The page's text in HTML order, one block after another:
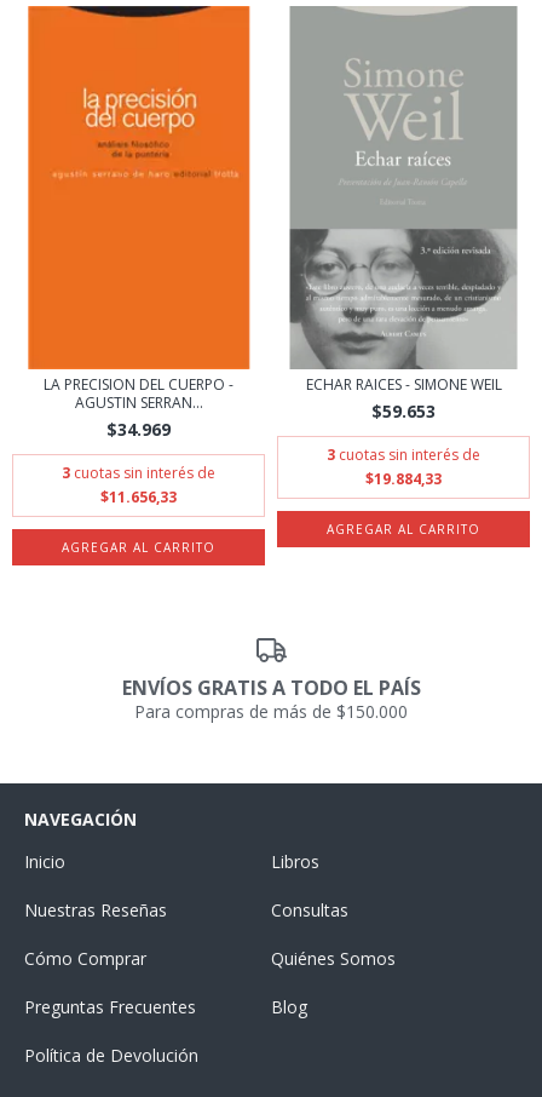
LA PRECISION DEL CUERPO -
AGUSTIN SERRAN...
$34.969
3 cuotas sin interés de
$11.656,33
ECHAR RAICES - SIMONE WEIL
$59.653
3 cuotas sin interés de
$19.884,33
ENVÍOS GRATIS A TODO EL PAÍS
Para compras de más de $150.000
NAVEGACIÓN
Inicio
Libros
Nuestras Reseñas Consultas
Cómo Comprar Quiénes Somos
Preguntas Frecuentes Blog
Política de Devolución